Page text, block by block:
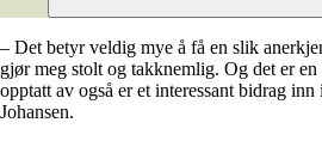
– Det betyr veldig mye å få en slik
gjør meg stolt og takknemlig. Og det er en
opptatt av også er et interessant bidrag
Johansen.